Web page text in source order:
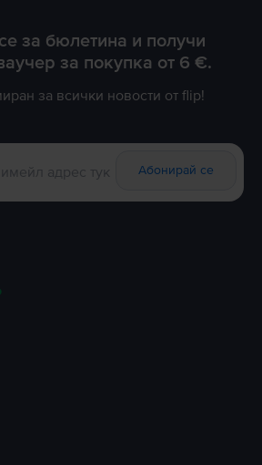
любимият ти телефон, не се колебай и го
за бюлетина и получи
за покупка от 6 €.
за всички новости от flip!
Абонирай се